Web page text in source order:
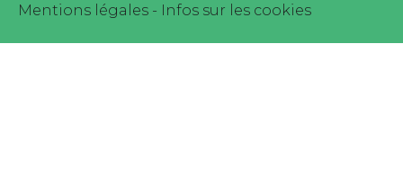
Mentions légales - Infos sur les cookies